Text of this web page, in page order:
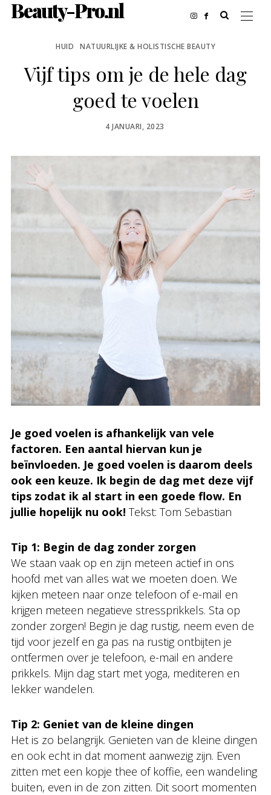
Beauty-Pro.nl
HUID NATUURLIJKE & HOLISTISCHE BEAUTY
Vijf tips om je de hele dag
goed te voelen
POSTED
4 JANUARI, 2023
Je goed voelen is afhankelijk van vele
factoren. Een aantal hiervan kun je
beïnvloeden. Je goed voelen is daarom deels
ook een keuze. Ik begin de dag met deze vijf
tips zodat ik al start in een goede flow. En
jullie hopelijk nu ook! Tekst: Tom Sebastian
Tip 1: Begin de dag zonder zorgen
We staan vaak op en zijn meteen actief in ons
hoofd met van alles wat we moeten doen. We
kijken meteen naar onze telefoon of e-mail en
krijgen meteen negatieve stressprikkels. Sta op
zonder zorgen! Begin je dag rustig, neem even de
tijd voor jezelf en ga pas na rustig ontbijten je
ontfermen over je telefoon, e-mail en andere
prikkels. Mijn dag start met yoga, mediteren en
lekker wandelen.
Tip 2: Geniet van de kleine dingen
Het is zo belangrijk. Genieten van de kleine dingen
en ook echt in dat moment aanwezig zijn. Even
zitten met een kopje thee of koffie, een wandeling
buiten, even in de zon zitten. Dit soort momenten